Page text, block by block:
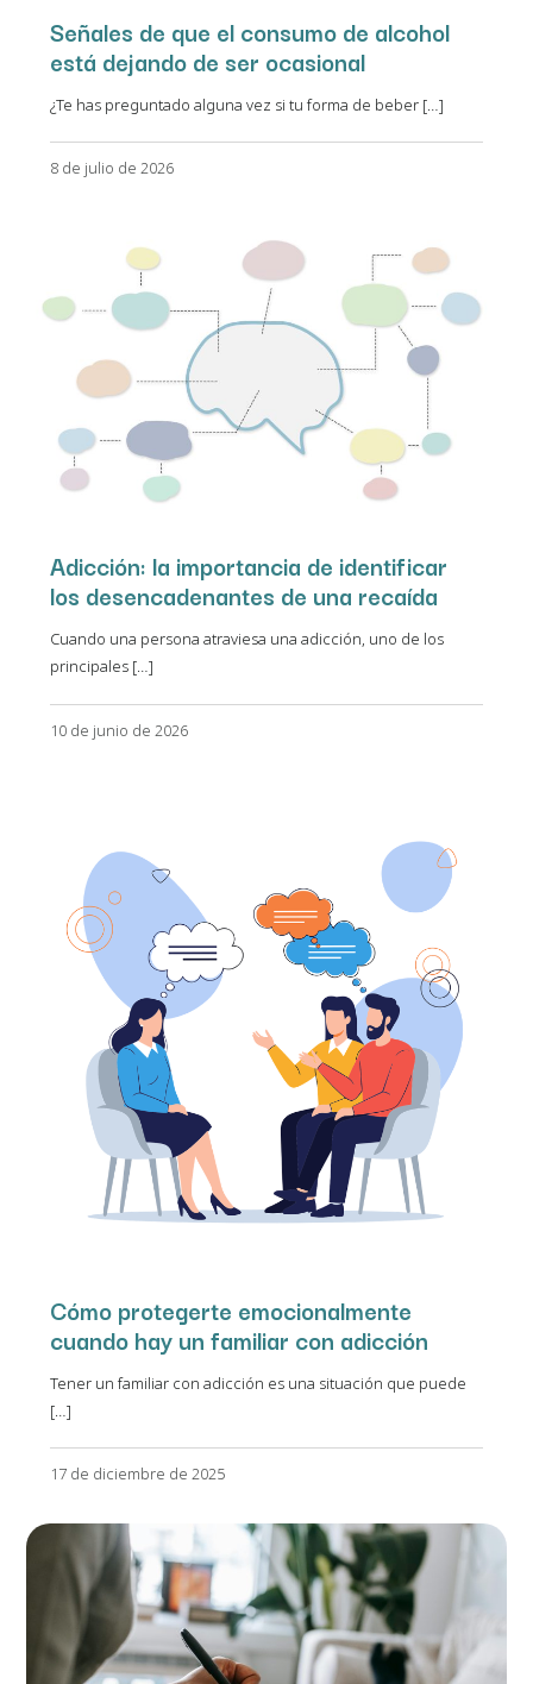
Señales de que el consumo de alcohol
está dejando de ser ocasional
¿Te has preguntado alguna vez si tu forma de beber […]
8 de julio de 2026
Adicción: la importancia de identificar
los desencadenantes de una recaída
Cuando una persona atraviesa una adicción, uno de los
principales […]
10 de junio de 2026
Cómo protegerte emocionalmente
cuando hay un familiar con adicción
Tener un familiar con adicción es una situación que puede
[…]
17 de diciembre de 2025